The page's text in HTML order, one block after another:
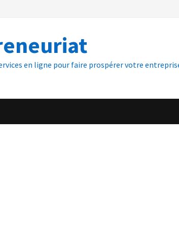
en ligne pour faire prospérer votre